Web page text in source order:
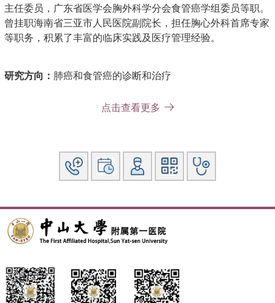
主任委员，广东省医学会胸外科学分会食管癌学组委员等职。
曾挂职海南省三亚市人民医院副院长，担任胸心外科首席专家
等职务，积累了丰富的临床实践及医疗管理经验。
研究方向： 肺癌和食管癌的诊断和治疗
主要教育和工作经历：
1997年8月-2000年8月 中山医科大学附属第一医院心胸外 科
2001年10月-2002年3月 德国柏林心脏中心 访问学者
2002年4月-2005年5月 中山大学附属第一医院心胸外科 主治
2005年6月-至今 中山大学附属第一医院胸外科 副主任医
师、主任医师
点击查看更多